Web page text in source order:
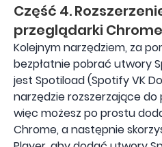
Część 4.
przeglądarki
Kolejnym narzędziem, za
bezpłatnie pobrać utwory
jest Spotiload (Spotify VK
narzędzie rozszerzające do
więc możesz po prostu
Chrome, a następnie